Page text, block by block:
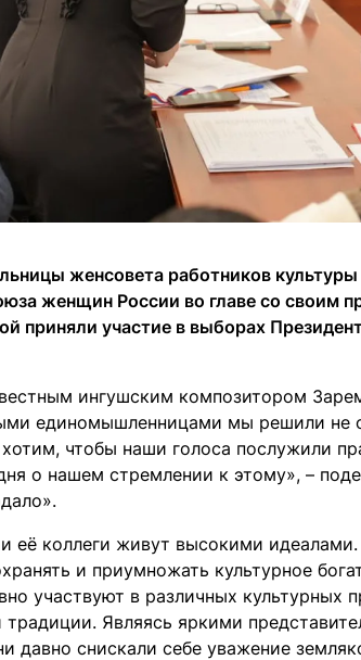
женсовета работников
женщин России во главе со своим
приняли участие в выборах
ингушским композитором
единомышленницами мы решили не
чтобы наши голоса послужили
о нашем стремлении к этому», –
её коллеги живут высокими
и приумножать культурное
участвуют в различных культурных
традиции. Являясь яркими
давно снискали себе уважение